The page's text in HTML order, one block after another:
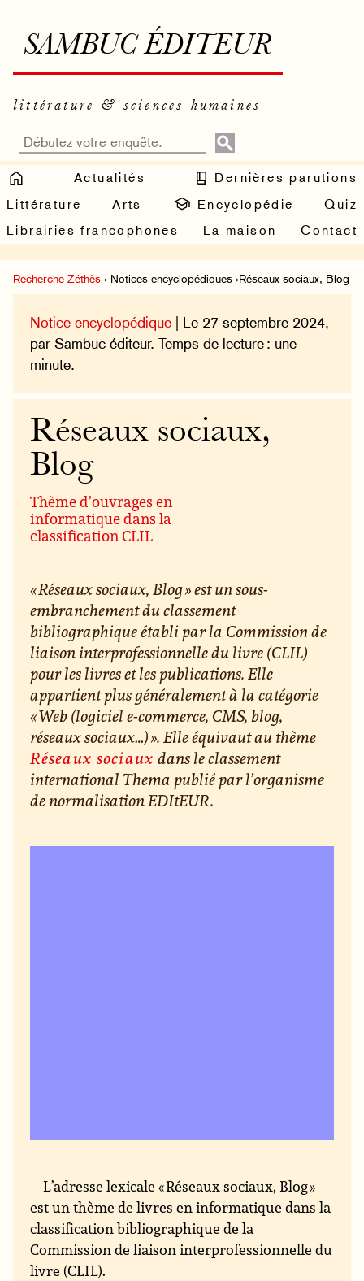
SAMBUC ÉDITEUR
littérature & sciences humaines
Actualités
Dernières parutions
Littérature
Arts Encyclopédie
Quiz
Librairies francophones
La maison Contact
Recherche Zéthès › Notices encyclopédiques ›Réseaux sociaux, Blog
Notice encyclopédique | Le 27 septembre 2024,
par Sambuc éditeur. Temps de lecture : une
minute.
Réseaux sociaux,
Blog
Thème d’ouvrages en
informatique dans la
classification CLIL
« Réseaux sociaux, Blog » est un sous-
embranchement du classement
bibliographique établi par la Commission de
liaison interprofessionnelle du livre (CLIL)
pour les livres et les publications. Elle
appartient plus généralement à la catégorie
« Web (logiciel e-commerce, CMS, blog,
réseaux sociaux…) ». Elle équivaut au thème
Réseaux sociaux dans le classement
international Thema publié par l’organisme
de normalisation EDItEUR.
L’adresse lexicale « Réseaux sociaux, Blog »
est un thème de livres en informatique dans la
classification bibliographique de la
Commission de liaison interprofessionnelle du
livre (CLIL).